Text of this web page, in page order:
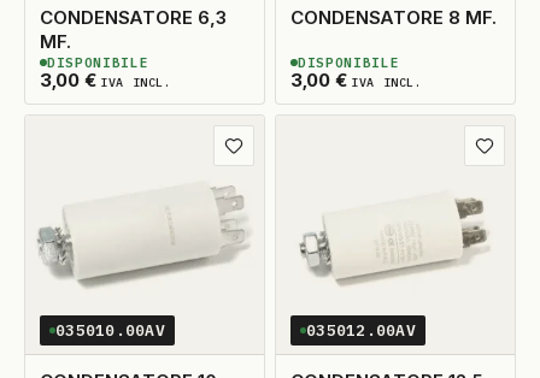
CONDENSATORE 6,3
MF.
3,00 € IVA INCL.
2DISPONIBILI
DISPONIBILE
CONDENSATORE 8 MF.
3,00 € IVA INCL.
2DISPONIBILI
DISPONIBILE
Aggiungi ai preferiti
035010.00AV 035012.00AV